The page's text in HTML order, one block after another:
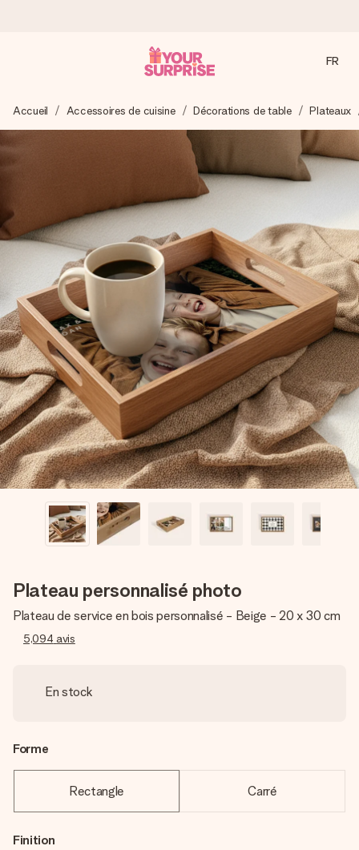
Nous préparons votre cadeau avec attention et l’envoyons
en un éclair – pour que vous puissiez l’offrir au bon moment,
4,9 (sur la base de +15 000 avis)
Nos cadeaux sont appréciés. Les clients nous attribuent
une note de 4,9 sur Google Reviews (total de tous les
pays où nous sommes présents).
Carte de vœux gratuite
Créez quelque chose d’unique en quelques étapes – avec
son prénom, votre photo ou un message qui touche le cœur.
Sans complications, juste tout l’amour pour le moment idéal.
FR
Accueil Accessoires de cuisine Décorations de table Plateaux
Plateau personnalisé photo
Plateau de service en bois personnalisé - Beige - 20 x 30 cm
5,094 avis
En stock
Forme
Rectangle Carré
Finition